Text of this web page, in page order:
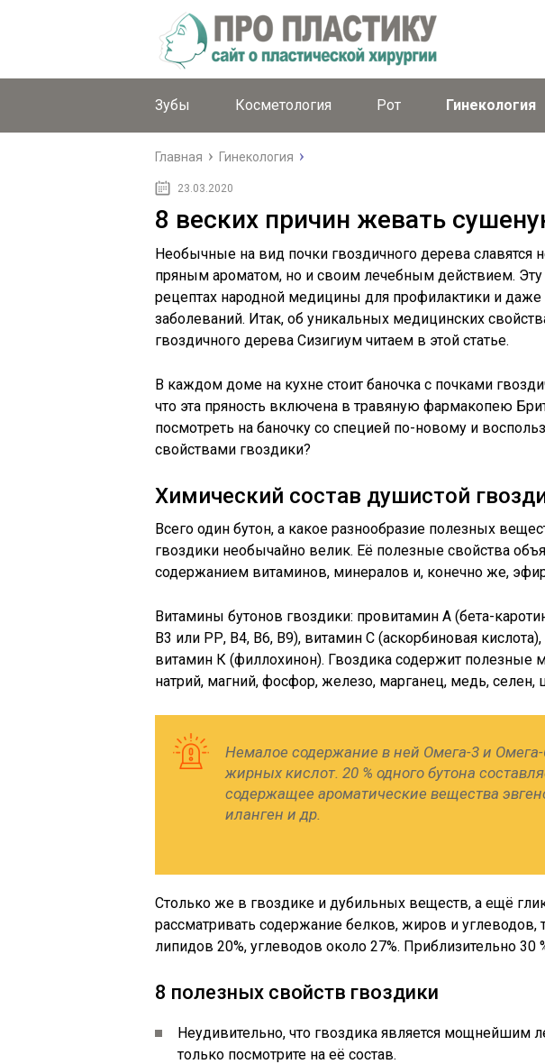
Зубы Косметология Рот Гинекология
Главная Гинекология
23.03.2020
8 веских причин жевать
Необычные на вид почки гвоздичного дерева славятся
пряным ароматом, но и своим лечебным действием.
рецептах народной медицины для профилактики и даже
заболеваний. Итак, об уникальных медицинских
гвоздичного дерева Сизигиум читаем в этой статье.
В каждом доме на кухне стоит баночка с почками
что эта пряность включена в травяную фармакопею
посмотреть на баночку со специей по-новому и
свойствами гвоздики?
Химический состав душистой
Всего один бутон, а какое разнообразие полезных
гвоздики необычайно велик. Её полезные свойства
содержанием витаминов, минералов и, конечно же,
Витамины бутонов гвоздики: провитамин А (бета-
В3 или РР, В4, В6, В9), витамин С (аскорбиновая
витамин К (филлохинон). Гвоздика содержит полезные
натрий, магний, фосфор, железо, марганец, медь, селен,
Немалое содержание в ней Омега-3 и
жирных кислот. 20 % одного бутона
содержащее ароматические вещества
иланген и др.
Столько же в гвоздике и дубильных веществ, а ещё
рассматривать содержание белков, жиров и углеводов,
липидов 20%, углеводов около 27%. Приблизительно 30
8 полезных свойств гвоздики
Неудивительно, что гвоздика является мощнейшим
только посмотрите на её состав.